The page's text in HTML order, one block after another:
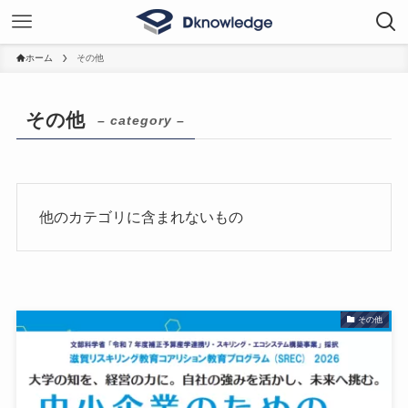
ホーム その他
その他 – category –
他のカテゴリに含まれないもの
その他